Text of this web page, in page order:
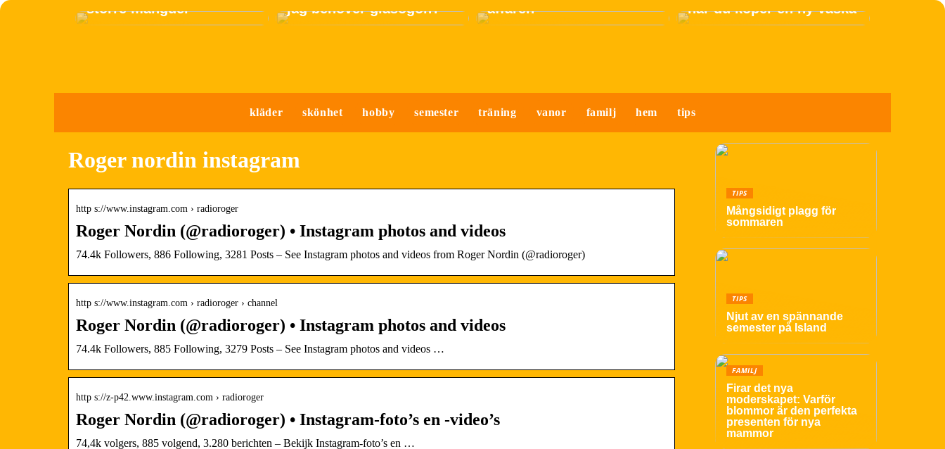
större mängder
jag behöver glasögon?
affären
när du köper en ny väska
kläder skönhet hobby semester träning vanor familj hem tips
Roger nordin instagram
http s://www.instagram.com › radioroger
Roger Nordin (@radioroger) • Instagram photos and videos
74.4k Followers, 886 Following, 3281 Posts – See Instagram photos and videos from Roger Nordin (@radioroger)
http s://www.instagram.com › radioroger › channel
Roger Nordin (@radioroger) • Instagram photos and videos
74.4k Followers, 885 Following, 3279 Posts – See Instagram photos and videos …
http s://z-p42.www.instagram.com › radioroger
Roger Nordin (@radioroger) • Instagram-foto’s en -video’s
74,4k volgers, 885 volgend, 3.280 berichten – Bekijk Instagram-foto’s en …
TIPS
Mångsidigt plagg för
sommaren
TIPS
Njut av en spännande
semester på Island
FAMILJ
Firar det nya
moderskapet: Varför
blommor är den perfekta
presenten för nya
mammor